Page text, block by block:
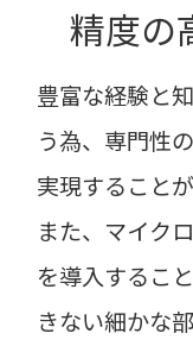
精度の
豊富な経験と
う為、専門性
実現すること
また、マイク
を導入するこ
きない細かな